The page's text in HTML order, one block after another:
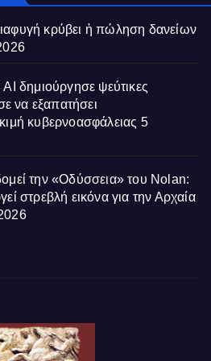
κρύβει ἡ πώληση δανείων
δημιούργησε ψεύτικες
να εξαπατήσει
κυβερνοασφάλειας 5
την «Οδύσσεια» του Nolan:
στρεβλή εικόνα για την Αρχαία